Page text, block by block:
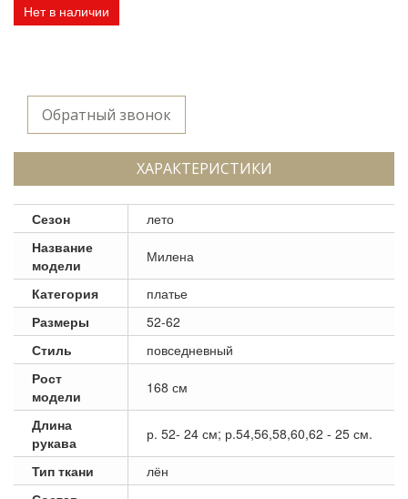
Нет в наличии
Обратный звонок
ХАРАКТЕРИСТИКИ
Сезон
лето
Название
модели
Милена
Категория
платье
Размеры
52-62
Стиль
повседневный
Рост
модели
168 см
Длина
рукава
р. 52- 24 см; р.54,56,58,60,62 - 25 см.
Тип ткани
лён